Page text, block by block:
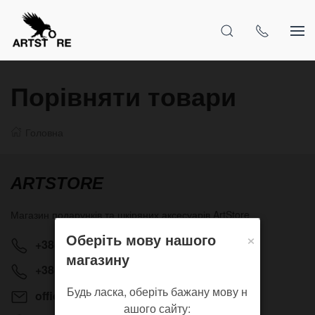
Порівняти товари
ARTSTORE
Магазин подарунків та шкіряних аксесуарівArtStore
+38(063)320-99-23
+38(050)814-20-25
office@artstore.com.ua
×
Оберіть мову нашого
магазину
Будь ласка, оберіть бажану мову н
ашого сайту: